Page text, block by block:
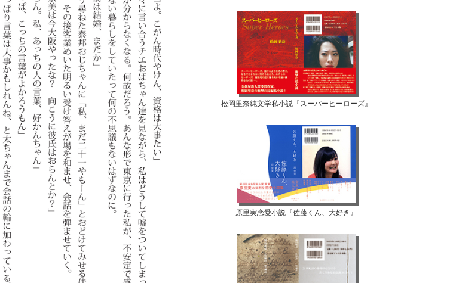
松岡里奈純文学私小説『スーパーヒーローズ』
原里実恋愛小説『佐藤くん、大好き』